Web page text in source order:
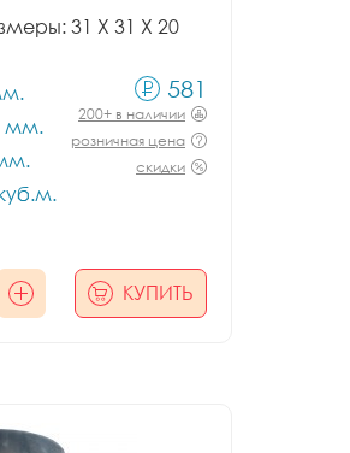
31 X 31 X 20
мм.
581
200+ в наличии
розничная цена
скидки
КУПИТЬ